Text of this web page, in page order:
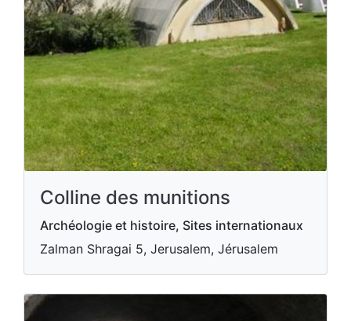
Colline des munitions
Archéologie et histoire, Sites internationaux
Zalman Shragai 5, Jerusalem, Jérusalem